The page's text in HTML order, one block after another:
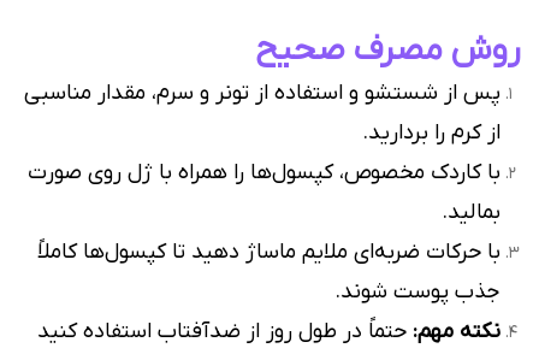
روش مصرف صحیح
پس از شستشو و استفاده از تونر و سرم، مقدار مناسبی
از کرم را بردارید.
با کاردک مخصوص، کپسول‌ها را همراه با ژل روی صورت
بمالید.
با حرکات ضربه‌ای ملایم ماساژ دهید تا کپسول‌ها کاملاً
جذب پوست شوند.
نکته مهم: حتماً در طول روز از ضدآفتاب استفاده کنید